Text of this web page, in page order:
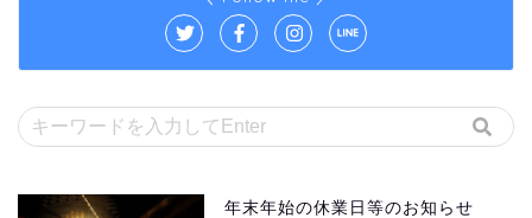
年末年始の休業日等のお知らせ